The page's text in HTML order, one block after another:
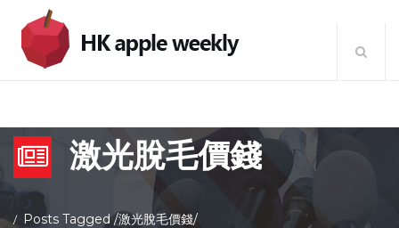
激光脫毛價錢
Posts Tagged/激光脫毛價錢/